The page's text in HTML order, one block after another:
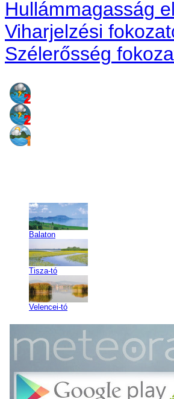
Hullámmagasság
Viharjelzési
Szélerősség
Balaton
Tisza-tó
Velencei-tó